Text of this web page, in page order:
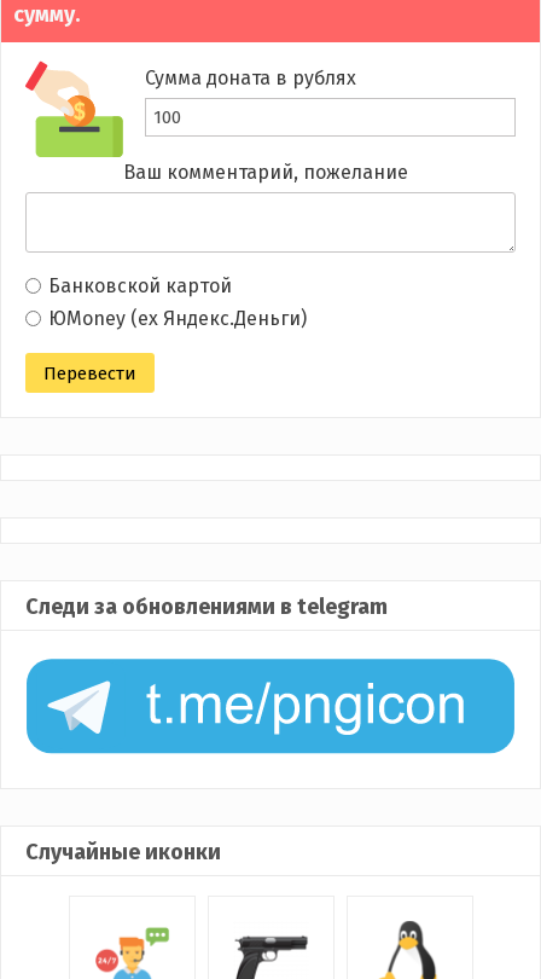
сумму.
Сумма доната в рублях
Ваш комментарий, пожелание
Банковской картой
ЮMoney (ex Яндекс.Деньги)
Следи за обновлениями в telegram
Случайные иконки